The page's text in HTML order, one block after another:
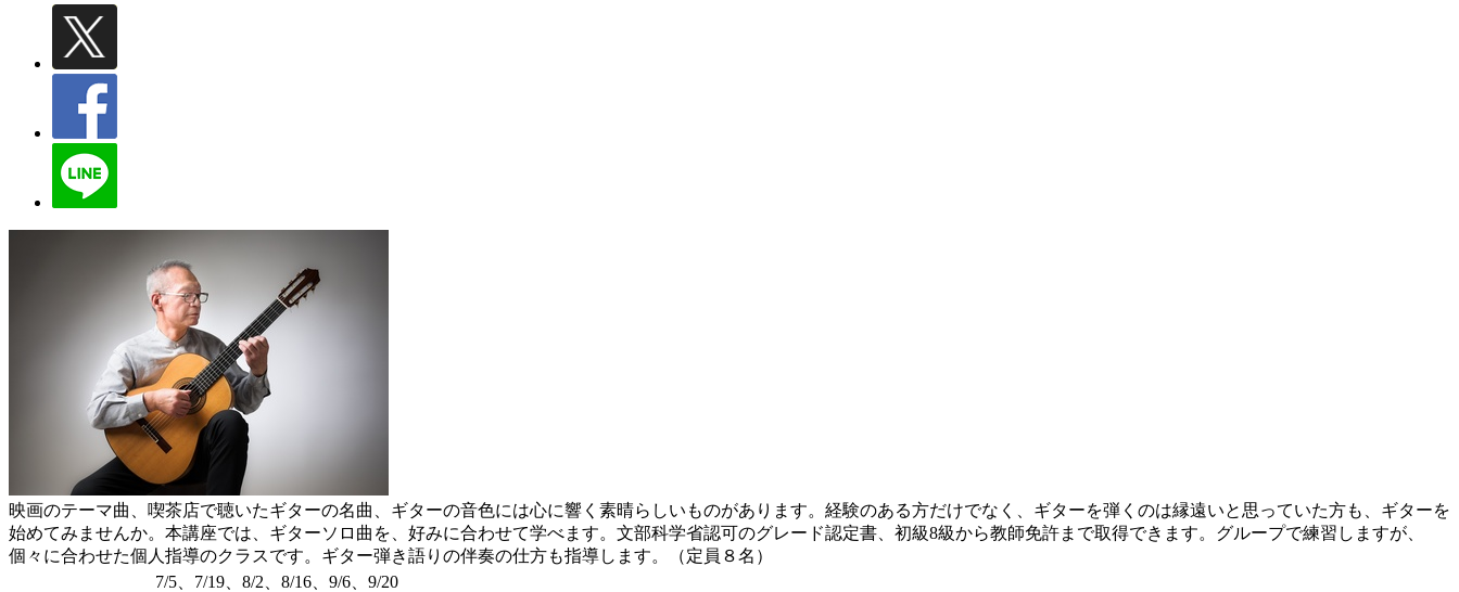
映画のテーマ曲、喫茶店で聴いたギターの名曲、ギターの音色には心に響く素晴らしいものがあります。経験のある方だけでなく、ギターを弾くのは縁遠いと思っていた方も、ギターを
始めてみませんか。本講座では、ギターソロ曲を、好みに合わせて学べます。文部科学省認可のグレード認定書、初級8級から教師免許まで取得できます。グループで練習しますが、
個々に合わせた個人指導のクラスです。ギター弾き語りの伴奏の仕方も指導します。（定員８名）
7/5、7/19、8/2、8/16、9/6、9/20